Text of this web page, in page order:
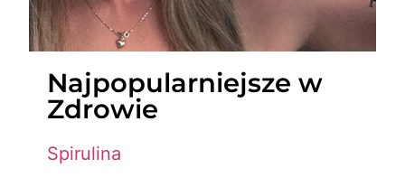
Najpopularniejsze w
Zdrowie
Spirulina